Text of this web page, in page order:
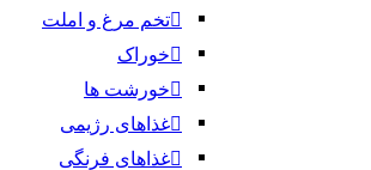
تخم مرغ و املت
خوراک
خورشت ها
غذاهای رژیمی
غذاهای فرنگی